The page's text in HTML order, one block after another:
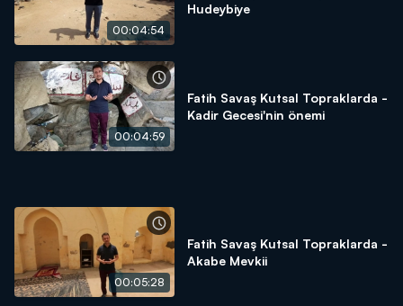
00:04:54
Hudeybiye
00:04:59
Fatih Savaş Kutsal Topraklarda -
Kadir Gecesi'nin önemi
00:05:28
Fatih Savaş Kutsal Topraklarda -
Akabe Mevkii